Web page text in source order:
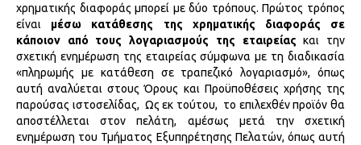
χρηματικής διαφοράς μπορεί με δύο τρόπους. Πρώτος τρόπος
είναι μέσω κατάθεσης της χρηματικής διαφοράς σε
κάποιον από τους λογαριασμούς της εταιρείας και την
σχετική ενημέρωση της εταιρείας σύμφωνα με τη διαδικασία
«πληρωμής με κατάθεση σε τραπεζικό λογαριασμό», όπως
αυτή αναλύεται στους Όρους και Προϋποθέσεις χρήσης της
παρούσας ιστοσελίδας, Ως εκ τούτου, το επιλεχθέν προϊόν θα
αποστέλλεται στον πελάτη, αμέσως μετά την σχετική
ενημέρωση του Τμήματος Εξυπηρέτησης Πελατών, όπως αυτή